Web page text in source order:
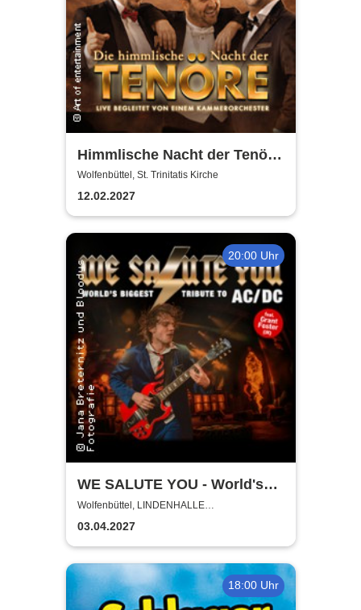
Himmlische Nacht der Tenöre
- Das Original - Live und ohne
technische Verstärkung
Wolfenbüttel, St. Trinitatis Kirche
12.02.2027
20:00 Uhr
WE SALUTE YOU - World's
biggest Tribute to AC/DC
Wolfenbüttel, LINDENHALLE
WOLFENBÜTTEL
03.04.2027
18:00 Uhr